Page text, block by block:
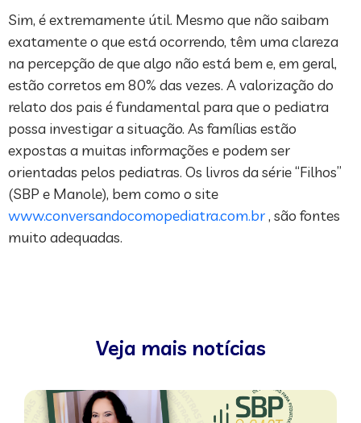
Sim, é extremamente útil. Mesmo que não saibam
exatamente o que está ocorrendo, têm uma clareza
na percepção de que algo não está bem e, em geral,
estão corretos em 80% das vezes. A valorização do
relato dos pais é fundamental para que o pediatra
possa investigar a situação. As famílias estão
expostas a muitas informações e podem ser
orientadas pelos pediatras. Os livros da série “Filhos”
(SBP e Manole), bem como o site
www.conversandocomopediatra.com.br, são fontes
muito adequadas.
Veja mais notícias